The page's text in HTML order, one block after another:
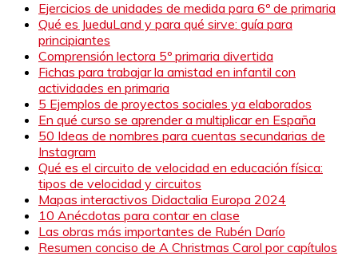
Ejercicios de unidades de medida para 6º de primaria
Qué es JueduLand y para qué sirve: guía para
principiantes
Comprensión lectora 5º primaria divertida
Fichas para trabajar la amistad en infantil con
actividades en primaria
5 Ejemplos de proyectos sociales ya elaborados
En qué curso se aprender a multiplicar en España
50 Ideas de nombres para cuentas secundarias de
Instagram
Qué es el circuito de velocidad en educación física:
tipos de velocidad y circuitos
Mapas interactivos Didactalia Europa 2024
10 Anécdotas para contar en clase
Las obras más importantes de Rubén Darío
Resumen conciso de A Christmas Carol por capítulos